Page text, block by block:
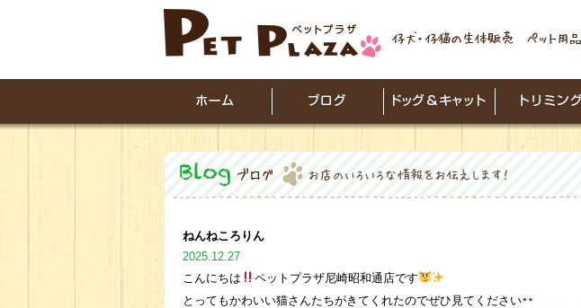
ねんねころりん
2025.12.27
こんにちは
ペットプラザ尼崎昭和通店です
とってもかわいい猫さんたちがきてくれたのでぜひ見てください